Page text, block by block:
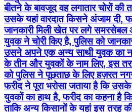
बीतने के बावजूद वह लगातार चोरों की
उसके यहां वारदात किसने अंजाम दी,
जानकारी मिली खेत पर लगे
युवक ने चोरी किए है, पुलिस को
उसने अपने एक अन्य साथी युवक का
के तीन और युवकों के नाम लिए, इस
को पुलिस ने पूछताछ के लिए हज़रत
फरीद ने पूरा भरोसा जताया है कि
युवकों का हाथ है, फरीद का कहना है कि
ताकि अन्य किसानों के यहां इस तरह